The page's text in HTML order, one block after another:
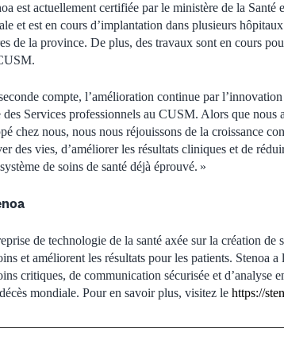
est actuellement certifiée par le ministère de la Santé
et est en cours d’implantation dans plusieurs
de la province. De plus, des travaux sont en cours
compte, l’amélioration continue par
Services professionnels au CUSM. Alors que nous
chez nous, nous nous réjouissons de la croissance
des vies, d’améliorer les résultats cliniques et de
de soins de santé déjà éprouvé. »
de technologie de la santé axée sur la création
et améliorent les résultats pour les patients. Stenoa
critiques, de communication sécurisée et d’analyse
mondiale. Pour en savoir plus, visitez le https://